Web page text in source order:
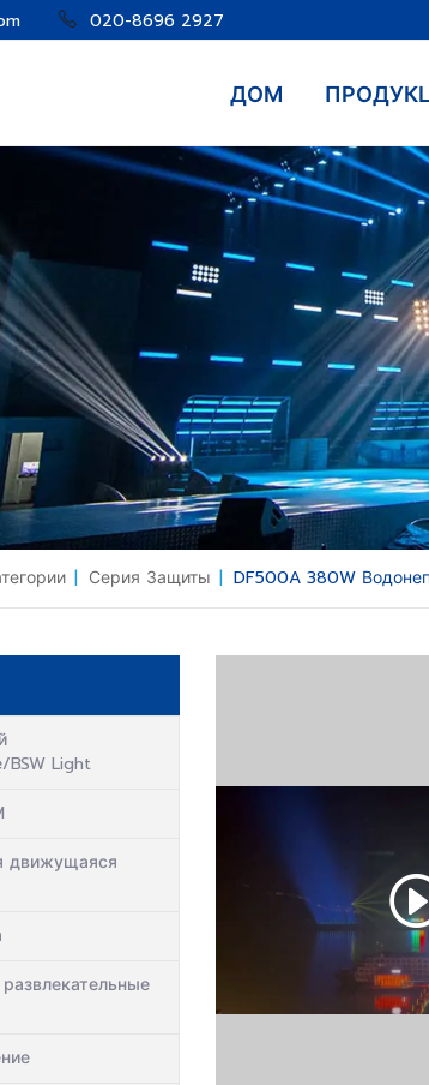
020-8696 2927
ДОМ
| Серия Защиты | DF500A 380W
BSW Light
движущаяся